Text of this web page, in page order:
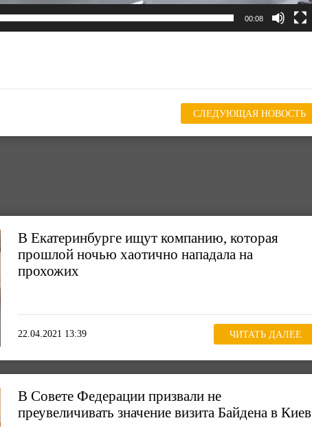
00:08
СЛЕДУЮЩАЯ НОВОСТЬ
В Екатеринбурге ищут компанию, которая
прошлой ночью хаотично нападала на
прохожих
22.04.2021 13:39 ЧИТАТЬ ДАЛЕЕ
В Совете Федерации призвали не
преувеличивать значение визита Байдена в Киев